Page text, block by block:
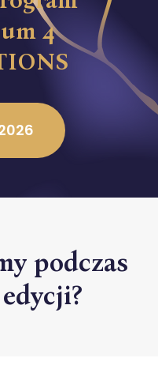
4
podczas
edycji?